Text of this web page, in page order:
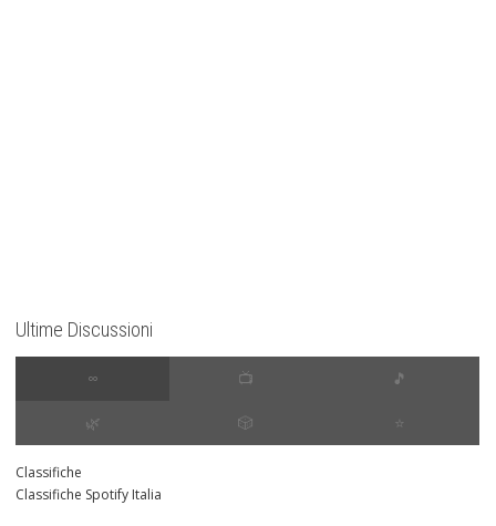
Ultime Discussioni
∞ 📺 🎵
🌿 🎲 ⭐️
Classifiche
Classifiche Spotify Italia